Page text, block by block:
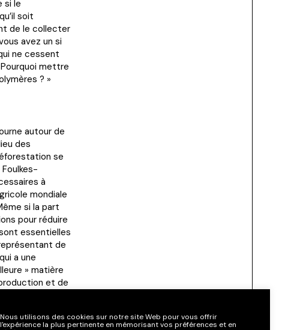
si le
soit
de le collecter
avez un si
ne cessent
mettre
? »
autour de
des
se
à
mondiale
si la part
pour réduire
essentielles
de
a une
» matière
et de
Nous utilisons des cookies sur notre site Web pour vous offrir
l'expérience la plus pertinente en mémorisant vos préférences et en